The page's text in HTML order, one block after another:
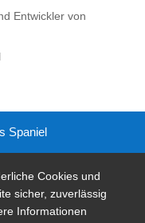
Entwickler von
Spaniel
Cookies und
sicher, zuverlässig
Informationen